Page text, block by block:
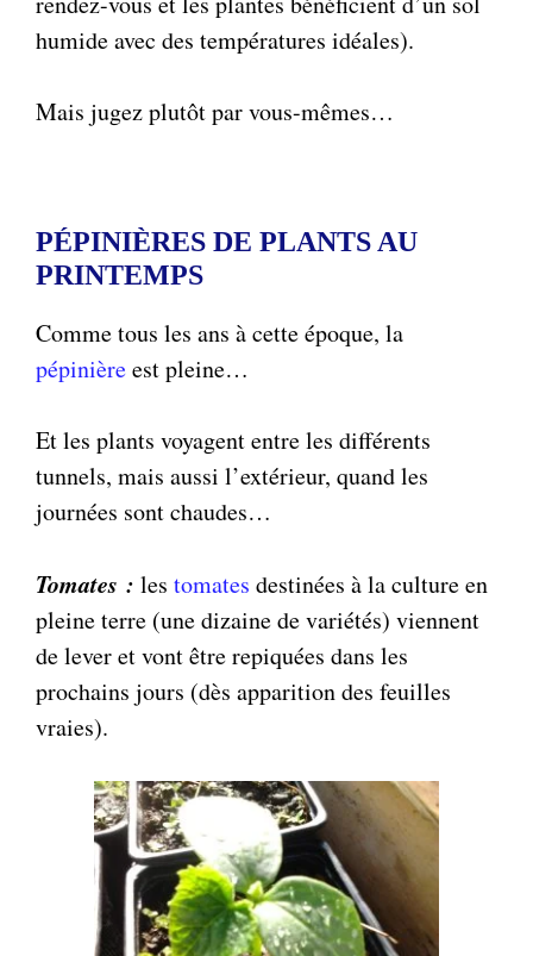
humide avec des températures idéales).
Mais jugez plutôt par vous-mêmes…
PÉPINIÈRES DE PLANTS AU
PRINTEMPS
Comme tous les ans à cette époque, la
pépinièreest pleine…
Et les plants voyagent entre les différents
tunnels, mais aussi l’extérieur, quand les
journées sont chaudes…
Tomates : les tomates destinées à la culture en
pleine terre (une dizaine de variétés) viennent
de lever et vont être repiquées dans les
prochains jours (dès apparition des feuilles
vraies).